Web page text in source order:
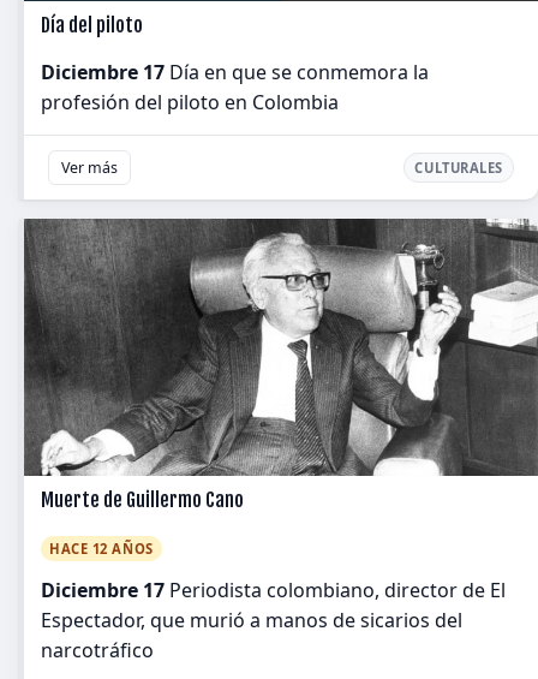
Día del piloto
Diciembre 17 Día en que se conmemora la
profesión del piloto en Colombia
Ver más CULTURALES
Muerte de Guillermo Cano
HACE 12 AÑOS
Diciembre 17 Periodista colombiano, director de El
Espectador, que murió a manos de sicarios del
narcotráfico